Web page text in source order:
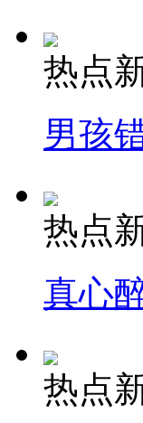
热点
男孩
热点
真心
热点